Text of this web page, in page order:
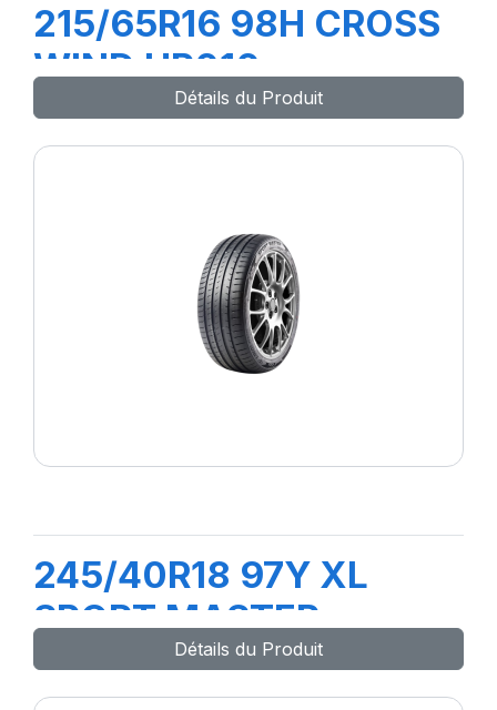
215/65R16 98H CROSS
WIND HP010
Détails du Produit
245/40R18 97Y XL
SPORT MASTER
Détails du Produit